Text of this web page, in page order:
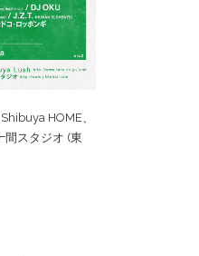
HOME、
スタジオ (東